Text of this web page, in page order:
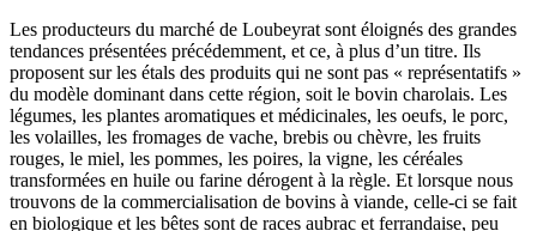
Les producteurs du marché de Loubeyrat sont éloignés des grandes
tendances présentées précédemment, et ce, à plus d’un titre. Ils
proposent sur les étals des produits qui ne sont pas « représentatifs »
du modèle dominant dans cette région, soit le bovin charolais. Les
légumes, les plantes aromatiques et médicinales, les oeufs, le porc,
les volailles, les fromages de vache, brebis ou chèvre, les fruits
rouges, le miel, les pommes, les poires, la vigne, les céréales
transformées en huile ou farine dérogent à la règle. Et lorsque nous
trouvons de la commercialisation de bovins à viande, celle-ci se fait
en biologique et les bêtes sont de races aubrac et ferrandaise, peu